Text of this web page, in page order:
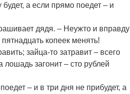
а если прямо поедет – и
дядя. – Неужто и вправду
копеек менять!
зайца-то затравит – всего
лошадь загонит – сто рублей
– и в три дня не прибудет, а